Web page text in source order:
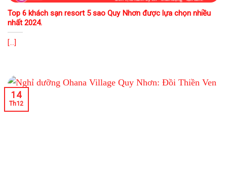
Top 6 khách sạn resort 5 sao Quy Nhơn được lựa chọn nhiều
nhất 2024.
[...]
14
Th12